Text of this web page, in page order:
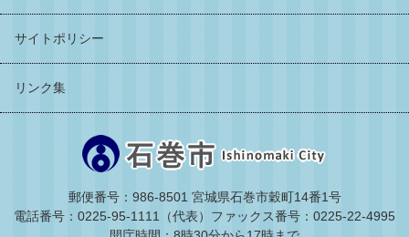
サイトポリシー
リンク集
郵便番号：986-8501 宮城県石巻市穀町14番1号
電話番号：0225-95-1111（代表） ファックス番号：0225-22-4995